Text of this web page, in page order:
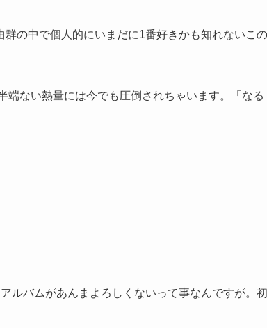
の中で個人的にいまだに1番好きかも知れないこの
ない熱量には今でも圧倒されちゃいます。「なる
ルバムがあんまよろしくないって事なんですが。初